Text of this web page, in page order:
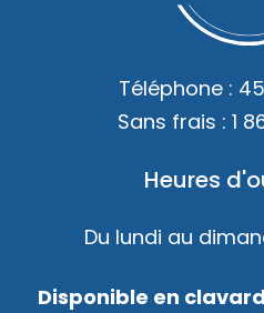
Téléphone :
Sans frais : 1
Heures
Du lundi au
Disponible en